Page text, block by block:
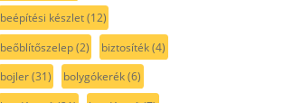
beépítési készlet(12)
beőblítőszelep(2) biztosíték(4)
bojler(31) bolygókerék(6)